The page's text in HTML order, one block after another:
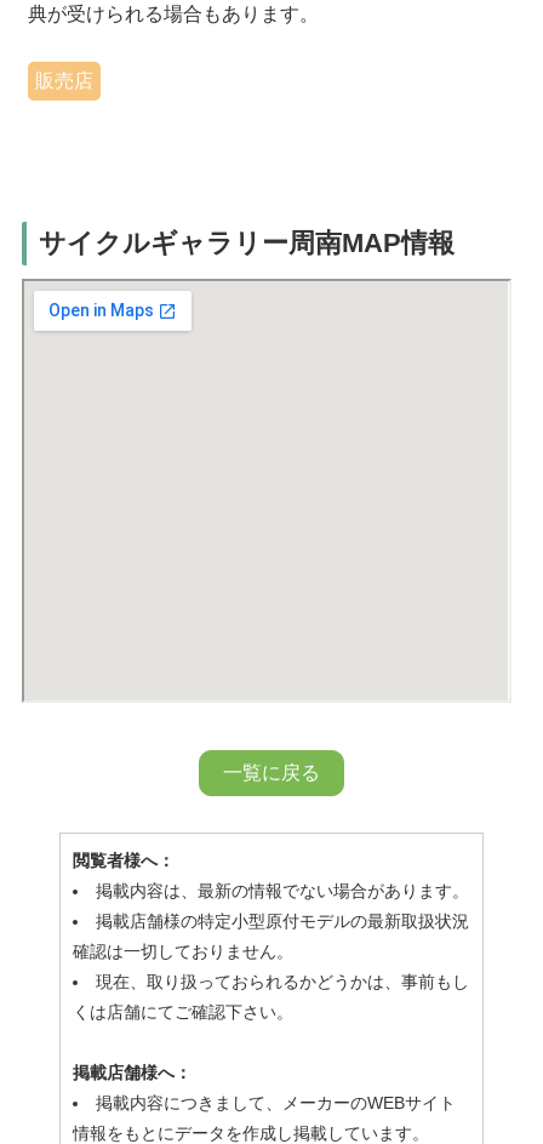
典が受けられる場合もあります。
販売店
サイクルギャラリー周南MAP情報
一覧に戻る
閲覧者様へ：
掲載内容は、最新の情報でない場合があります。
掲載店舗様の特定小型原付モデルの最新取扱状況
確認は一切しておりません。
現在、取り扱っておられるかどうかは、事前もし
くは店舗にてご確認下さい。
掲載店舗様へ：
掲載内容につきまして、メーカーのWEBサイト
情報をもとにデータを作成し掲載しています。